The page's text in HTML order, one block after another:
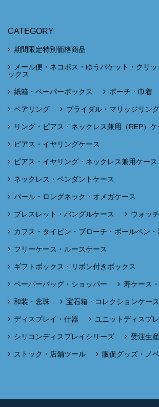
CATEGORY
期間限定特別価格商品
メール便・ネコポス・ゆうパケット・クリ
ックス
紙箱・ペーパーボックス ポーチ・巾着
ペアリング ブライダル・マリッジリング
リング・ピアス・ネックレス兼用（REP）ケ
ピアス・イヤリングケース
ピアス・イヤリング・ネックレス兼用ケース
ネックレス・ペンダントケース
パール・ロングネック・オメガケース
ブレスレット・バングルケース ウォッ
カフス・タイピン・ブローチ・ボールペン
フリーケース・ルースケース
ギフトボックス・リボン付きボックス
ペーパーバッグ・ショッパー 寿ケース
和装・念珠 宝石箱・コレクションケース
ディスプレイ・什器 ユニットディスプ
シリコンディスプレイシリーズ 受注生
ストック・店舗ツール 販促グッズ・ノ